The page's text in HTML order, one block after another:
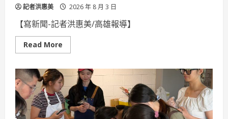
記者洪惠美 2026 年 8 月 3 日
【寫新聞-記者洪惠美/高雄報導】 ​
Read More
more
眼
高
餐！
第
56
屆
全